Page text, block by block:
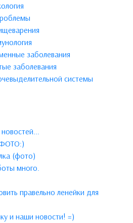
заболевания
заболевания
системы
(фото)
много.
правельно ленейки для
и наши новости! =)